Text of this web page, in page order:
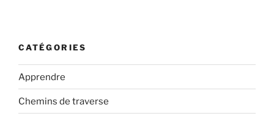
CATÉGORIES
Apprendre
Chemins de traverse